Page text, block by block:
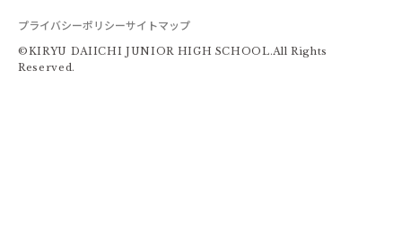
プライバシーポリシーサイトマップ
©KIRYU DAIICHI JUNIOR HIGH SCHOOL.All Rights
Reserved.